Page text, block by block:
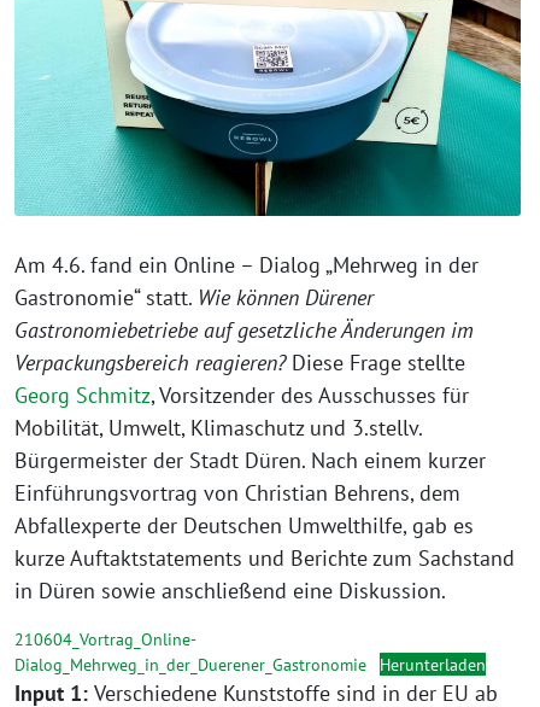
Am 4.6. fand ein Online – Dialog „Mehrweg in der
Gastronomie“ statt. Wie können Dürener
Gastronomiebetriebe auf gesetzliche Änderungen im
Verpackungsbereich reagieren?Diese Frage stellte
Georg Schmitz, Vorsitzender des Ausschusses für
Mobilität, Umwelt, Klimaschutz und 3.stellv.
Bürgermeister der Stadt Düren. Nach einem kurzer
Einführungsvortrag von Christian Behrens, dem
Abfallexperte der Deutschen Umwelthilfe, gab es
kurze Auftaktstatements und Berichte zum Sachstand
in Düren sowie anschließend eine Diskussion.
210604_Vortrag_Online-
Dialog_Mehrweg_in_der_Duerener_Gastronomie
Herunterladen
Input 1: Verschiedene Kunststoffe sind in der EU ab